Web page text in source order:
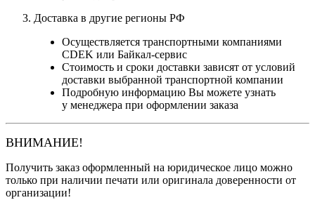
Доставка в другие регионы РФ
Осуществляется транспортными компаниями
CDEK или Байкал-сервис
Стоимость и сроки доставки зависят от условий
доставки выбранной транспортной компании
Подробную информацию Вы можете узнать
у менеджера при оформлении заказа
ВНИМАНИЕ!
Получить заказ оформленный на юридическое лицо можно
только при наличии печати или оригинала доверенности от
организации!